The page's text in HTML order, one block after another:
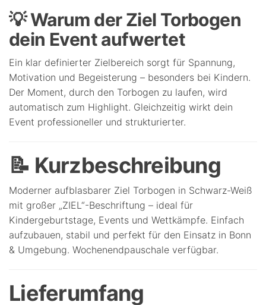
💡 Warum der Ziel Torbogen
dein Event aufwertet
Ein klar definierter Zielbereich sorgt für Spannung,
Motivation und Begeisterung – besonders bei Kindern.
Der Moment, durch den Torbogen zu laufen, wird
automatisch zum Highlight. Gleichzeitig wirkt dein
Event professioneller und strukturierter.
📝 Kurzbeschreibung
Moderner aufblasbarer Ziel Torbogen in Schwarz-Weiß
mit großer „ZIEL“-Beschriftung – ideal für
Kindergeburtstage, Events und Wettkämpfe. Einfach
aufzubauen, stabil und perfekt für den Einsatz in Bonn
& Umgebung. Wochenendpauschale verfügbar.
Lieferumfang